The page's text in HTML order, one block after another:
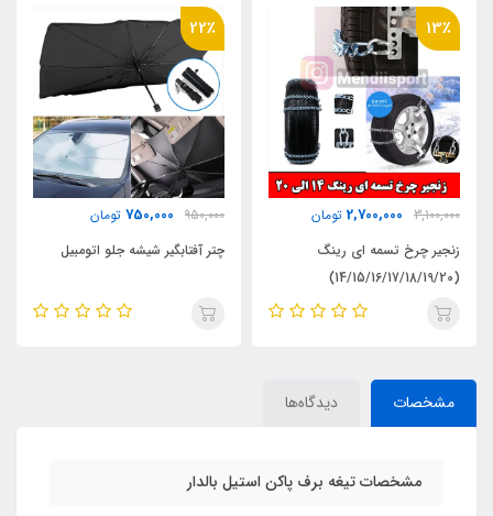
22٪
950,000
750,000 تومان
چتر آفتابگیر شیشه جلو اتومبیل
34٪
1,200,000
800,000 تومان
کیت 3تیکه جلو ال90
مشخصات دیدگاه‌ها
مشخصات تیغه برف پاکن استیل بالدار